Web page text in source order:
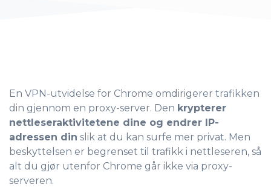
En VPN-utvidelse for Chrome omdirigerer trafikken
din gjennom en proxy-server. Den krypterer
nettleseraktivitetene dine og endrer IP-
adressen din slik at du kan surfe mer privat. Men
beskyttelsen er begrenset til trafikk i nettleseren, så
alt du gjør utenfor Chrome går ikke via proxy-
serveren.